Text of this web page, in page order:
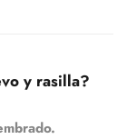
y rasilla?